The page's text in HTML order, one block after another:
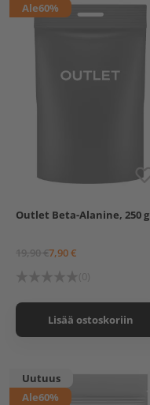
Ale60%
Outlet Beta-Alanine, 250 g
19,90 €7,90 €
Lisää ostoskoriin
Uutuus
Ale60%